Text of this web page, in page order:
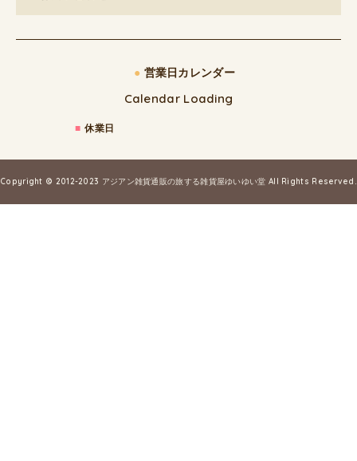
● 営業日カレンダー
Calendar Loading
■ 休業日
Copyright © 2012-2023 アジアン雑貨通販の旅する雑貨屋ゆいゆい堂 All Rights Reserved.